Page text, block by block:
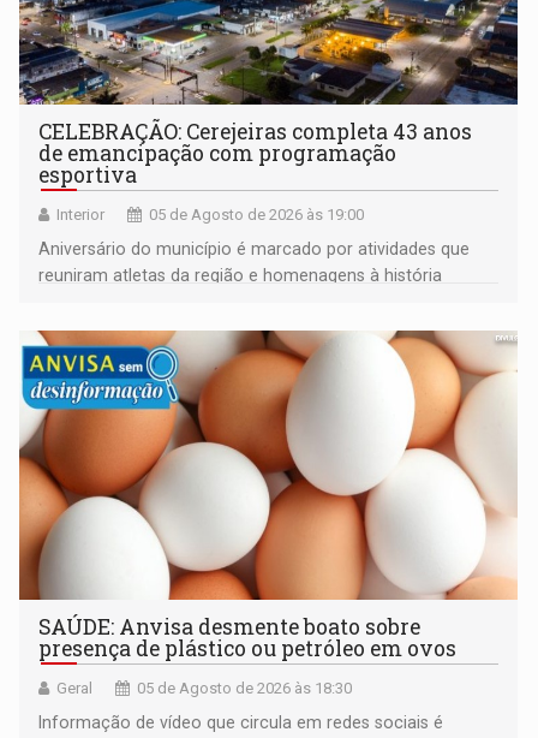
CELEBRAÇÃO: Cerejeiras completa 43 anos
de emancipação com programação
esportiva
Interior 05 de Agosto de 2026 às 19:00
Aniversário do município é marcado por atividades que
reuniram atletas da região e homenagens à história
SAÚDE: Anvisa desmente boato sobre
presença de plástico ou petróleo em ovos
Geral 05 de Agosto de 2026 às 18:30
Informação de vídeo que circula em redes sociais é